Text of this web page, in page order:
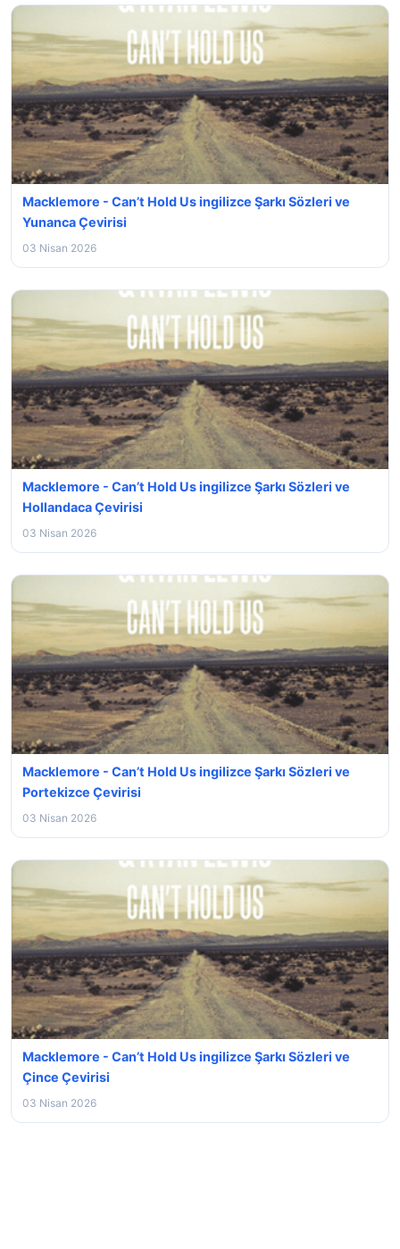
Macklemore - Can’t Hold Us ingilizce Şarkı Sözleri ve
Yunanca Çevirisi
03 Nisan 2026
Macklemore - Can’t Hold Us ingilizce Şarkı Sözleri ve
Hollandaca Çevirisi
03 Nisan 2026
Macklemore - Can’t Hold Us ingilizce Şarkı Sözleri ve
Portekizce Çevirisi
03 Nisan 2026
Macklemore - Can’t Hold Us ingilizce Şarkı Sözleri ve
Çince Çevirisi
03 Nisan 2026